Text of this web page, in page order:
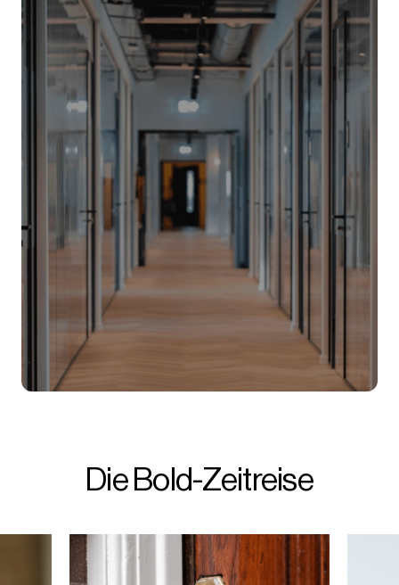
ist?
Unannehmlichkeit von Schlüsseln. Wir
erinnerten uns an all die frustrierenden
Die Bold-Zeitreise